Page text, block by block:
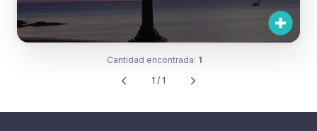
Cantidad encontrada: 1
1 / 1